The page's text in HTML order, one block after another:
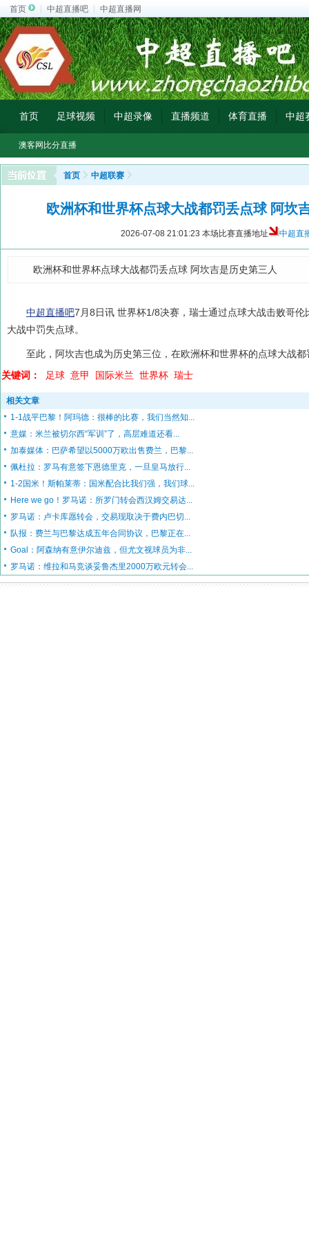
首页 中超直播吧 中超直播网
首页 足球视频 中超录像 直播频道 体育直播 中超
澳客网比分直播
首页 中超联赛
欧洲杯和世界杯点球大战都罚丢点球 阿坎
2026-07-08 21:01:23 本场比赛直播地址 中超直
欧洲杯和世界杯点球大战都罚丢点球 阿坎吉是历史第三人
中超直播吧7月8日讯 世界杯1/8决赛，瑞士通过点球大战击败哥
大战中罚失点球。
至此，阿坎吉也成为历史第三位，在欧洲杯和世界杯的点球大战
关键词：
足球 意甲 国际米兰 世界杯 瑞士
相关文章
1-1战平巴黎！阿玛德：很棒的比赛，我们当然知...
意媒：米兰被切尔西“军训”了，高层难道还看...
加泰媒体：巴萨希望以5000万欧出售费兰，巴黎...
佩杜拉：罗马有意签下恩德里克，一旦皇马放行...
1-2国米！斯帕莱蒂：国米配合比我们强，我们球...
Here we go！罗马诺：所罗门转会西汉姆交易达...
罗马诺：卢卡库愿转会，交易现取决于费内巴切...
队报：费兰与巴黎达成五年合同协议，巴黎正在...
Goal：阿森纳有意伊尔迪兹，但尤文视球员为非...
罗马诺：维拉和马竞谈妥鲁杰里2000万欧元转会...